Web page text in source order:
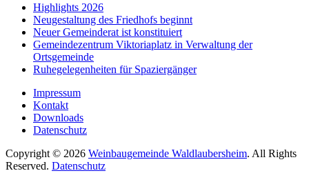
Highlights 2026
Neugestaltung des Friedhofs beginnt
Neuer Gemeinderat ist konstituiert
Gemeindezentrum Viktoriaplatz in Verwaltung der
Ortsgemeinde
Ruhegelegenheiten für Spaziergänger
Impressum
Kontakt
Downloads
Datenschutz
Copyright © 2026 Weinbaugemeinde Waldlaubersheim. All Rights
Reserved. Datenschutz